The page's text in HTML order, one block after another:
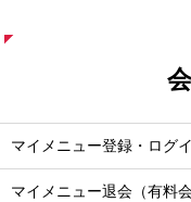
マイメニュー登録・ログ
マイメニュー退会（有料会